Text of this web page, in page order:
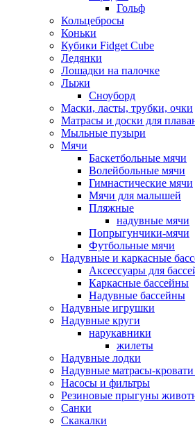
Гольф
Кольцебросы
Коньки
Кубики Fidget Cube
Ледянки
Лошадки на палочке
Лыжи
Сноуборд
Маски, ласты, трубки, очки
Матрасы и доски для
Мыльные пузыри
Мячи
Баскетбольные мячи
Волейбольные мячи
Гимнастические мячи
Мячи для малышей
Пляжные
надувные мячи
Попрыгунчики-мячи
Футбольные мячи
Надувные и каркасные
Аксессуары для
Каркасные бассейны
Надувные бассейны
Надувные игрушки
Надувные круги
нарукавники
жилеты
Надувные лодки
Надувные матрасы-
Насосы и фильтры
Резиновые прыгуны
Санки
Скакалки